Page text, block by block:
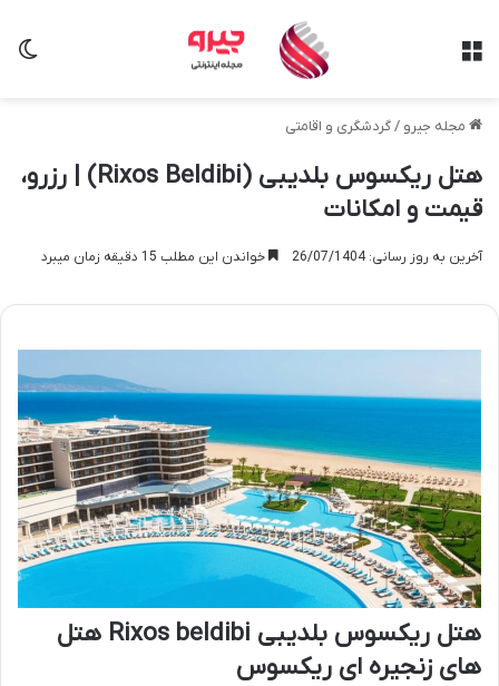
مجله جیرو /گردشگری و اقامتی
هتل ریکسوس بلدیبی (Rixos Beldibi) | رزرو،
قیمت و امکانات
آخرین به روز رسانی: 26/07/1404 خواندن این مطلب 15 دقیقه زمان میبرد
هتل ریکسوس بلدیبی Rixos beldibi هتل
های زنجیره ای ریکسوس